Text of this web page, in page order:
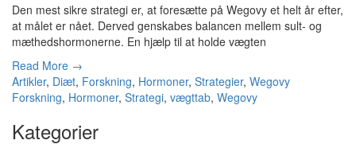
Den mest sikre strategi er, at foresætte på Wegovy et helt år efter,
at målet er nået. Derved genskabes balancen mellem sult- og
mæthedshormonerne. En hjælp til at holde vægten
Read More →
Artikler, Diæt, Forskning, Hormoner, Strategier, Wegovy
Forskning, Hormoner, Strategi, vægttab, Wegovy
Kategorier